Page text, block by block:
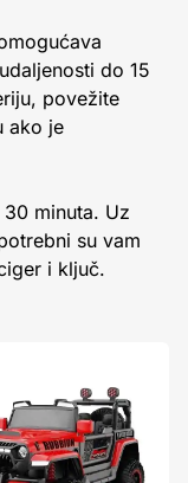
do 15
povežite
ako je
minuta. Uz
su vam
i ključ.